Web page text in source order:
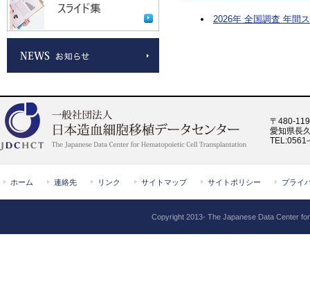
2026年 全国調査 年間
〒480-
愛知県長
ホーム 連絡先 リンク サイトマップ サイトポリシー プライ
Copyright 2013- The Japanese Data Center